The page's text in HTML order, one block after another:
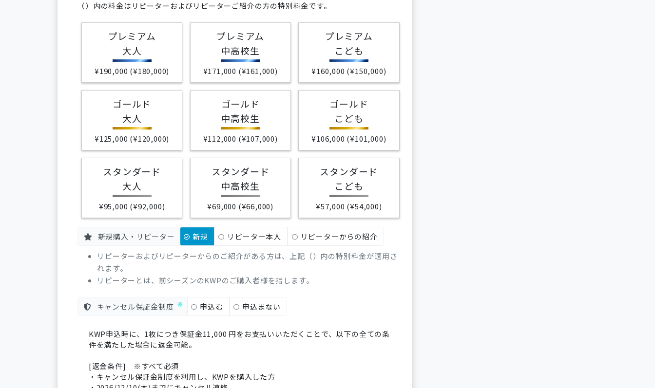
（）内の料金はリピーターおよびリピーターご紹介の方の特別料金です。
プレミアム
大人
¥190,000 (¥180,000)
プレミアム
中高校生
¥171,000 (¥161,000)
プレミアム
こども
¥160,000 (¥150,000)
ゴールド
大人
¥125,000 (¥120,000)
ゴールド
中高校生
¥112,000 (¥107,000)
ゴールド
こども
¥106,000 (¥101,000)
スタンダード
大人
¥95,000 (¥92,000)
スタンダード
中高校生
¥69,000 (¥66,000)
スタンダード
こども
¥57,000 (¥54,000)
新規購入・リピーター 新規 リピーター本人
リピーターからの紹介
リピーターおよびリピーターからのご紹介がある方は、上記（）内の特別料金が適用さ
れます。
リピーターとは、前シーズンのKWPのご購入者様を指します。
キャンセル保証金制度 申込む 申込まない
KWP申込時に、1枚につき保証金11,000 円をお支払いいただくことで、以下の全ての条
件を満たした場合に返金可能。
[返金条件] ※すべて必須
・キャンセル保証金制度を利用し、KWPを購入した方